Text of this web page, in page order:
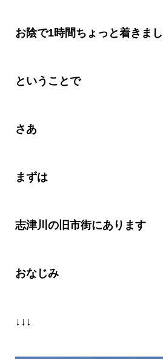
お陰で1時間ちょっと着きま
ということで
さあ
まずは
志津川の旧市街にあります
おなじみ
↓↓↓